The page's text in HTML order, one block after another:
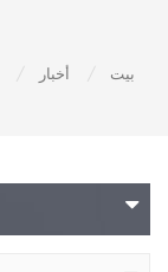
بيت أخبار